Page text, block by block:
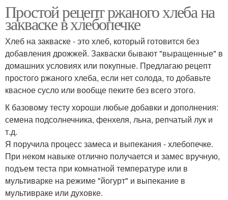
Простой рецепт ржаного хлеба на
закваске в хлебопечке
Хлеб на закваске - это хлеб, который готовится без
добавления дрожжей. Закваски бывают "выращенные" в
домашних условиях или покупные. Предлагаю рецепт
простого ржаного хлеба, если нет солода, то добавьте
квасное сусло или вообще пеките без всего этого.
К базовому тесту хороши любые добавки и дополнения:
семена подсолнечника, фенхеля, льна, репчатый лук и
т.д.
Я поручила процесс замеса и выпекания - хлебопечке.
При неком навыке отлично получается и замес вручную,
подъем теста при комнатной температуре или в
мультиварке на режиме "йогурт" и выпекание в
мультивраке или духовке.